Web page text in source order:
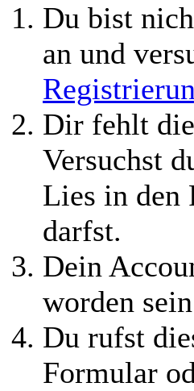
Du bist
an und
Dir fehlt
Versuchst
Lies in den
darfst.
Dein
worden
Du rufst
Formular